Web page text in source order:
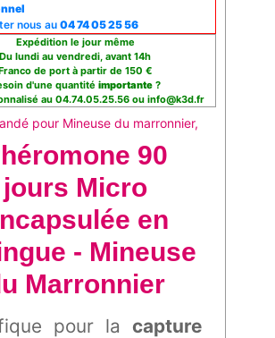
nous au 04 74 05 25 56
Expédition le jour même
Du lundi au vendredi, avant 14h
de port à partir de 150 €
d'une quantité importante?
au 04.74.05.25.56 ou info@k3d.fr
pour Mineuse du marronnier,
90
jours Micro
en
- Mineuse
Marronnier
pour lacapture